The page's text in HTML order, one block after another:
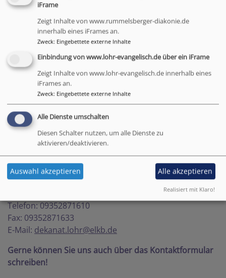
Im Süden - Gabi Rösch
Seit März 2019 ist Gabi Rösch als
Beauftragte für die Notfalllseelsorge im
Landkreis Main-Spessart tätig.
Evangelisch-Lutherisches Dekanat Lohr
Dr.-Gustav-Woehrnitz-Weg 6
Telefon: 09352871610
Fax: 09352871633
E-Mail: dekanat.lohr@elkb.de
Gerne können Sie uns auch über das Kontaktformular
schreiben!
iFrame
Zeigt Inhalte von www.rummelsberger-diakonie.de
innerhalb eines iFrames an.
Zweck: Eingebettete externe Inhalte
Einbindung von www.lohr-evangelisch.de über ein iFrame
Zeigt Inhalte von www.lohr-evangelisch.de innerhalb eines
iFrames an.
Zweck: Eingebettete externe Inhalte
Alle Dienste umschalten
Diesen Schalter nutzen, um alle Dienste zu
aktivieren/deaktivieren.
Auswahl akzeptieren Alle akzeptieren
Realisiert mit Klaro!